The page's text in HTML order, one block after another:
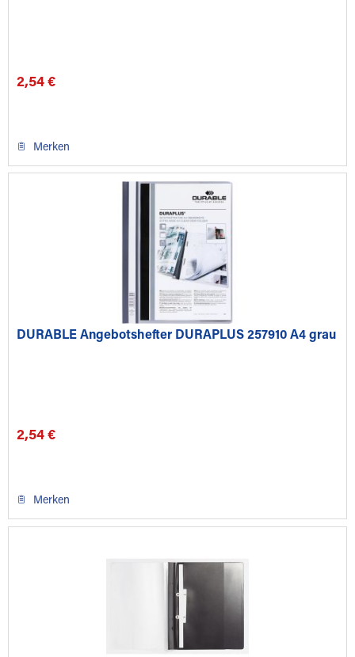
2,54 €
Merken
DURABLE Angebotshefter DURAPLUS 257910 A4 grau
2,54 €
Merken